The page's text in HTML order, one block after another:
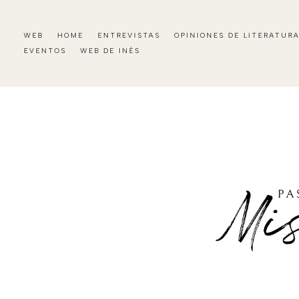
WEB HOME ENTREVISTAS OPINIONES DE LITERATURA
EVENTOS
WEB DE INÉS